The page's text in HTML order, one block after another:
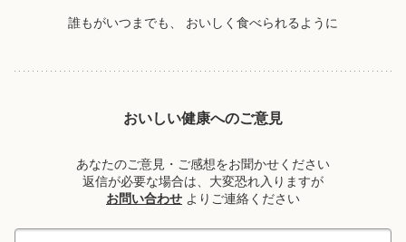
誰もがいつまでも、 おいしく食べられるように
おいしい健康へのご意見
あなたのご意見・ご感想をお聞かせください
返信が必要な場合は、大変恐れ入りますが
お問い合わせ よりご連絡ください